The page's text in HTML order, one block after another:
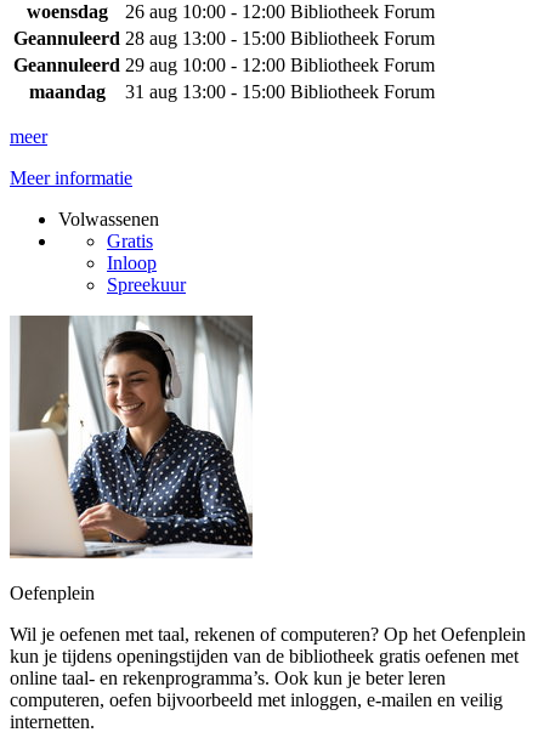
woensdag
26 aug 10:00 - 12:00 Bibliotheek Forum
Geannuleerd 28 aug 13:00 - 15:00 Bibliotheek Forum
Geannuleerd 29 aug 10:00 - 12:00 Bibliotheek Forum
maandag
31 aug 13:00 - 15:00 Bibliotheek Forum
meer
Meer informatie
Volwassenen
Gratis
Inloop
Spreekuur
Oefenplein
Wil je oefenen met taal, rekenen of computeren? Op het Oefenplein
kun je tijdens openingstijden van de bibliotheek gratis oefenen met
online taal- en rekenprogramma’s. Ook kun je beter leren
computeren, oefen bijvoorbeeld met inloggen, e-mailen en veilig
internetten.